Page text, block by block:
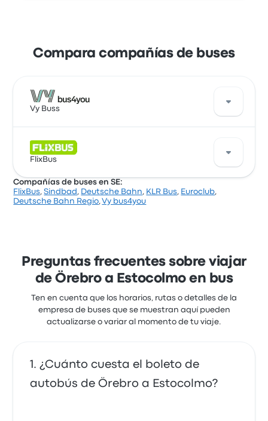
Compara compañías de buses
Vy Buss
Una buena manera de viajar en esta ruta es con los
buses de Vy Buss. La empresa ofrece 14 salidas
$ 25.276 y el viaje más corto dura alrededor de 3
horas 58 minutos. Vy Buss te lleva a donde quieres ir
por un precio justo.
FlixBus
FlixBus ofrece 12 buses diarios de Örebro a
minutos.
Compañías de buses en SE:
FlixBus,Sindbad , Deutsche Bahn, KLR Bus, Euroclub,
Deutsche Bahn Regio,Vy bus4you
Preguntas frecuentes sobre viajar
de Örebro a Estocolmo en bus
Ten en cuenta que los horarios, rutas o detalles de la
empresa de buses que se muestran aquí pueden
actualizarse o variar al momento de tu viaje.
¿Cuánto cuesta el boleto de
autobús de Örebro a Estocolmo?